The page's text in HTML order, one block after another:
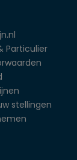
Particulier
stellingen